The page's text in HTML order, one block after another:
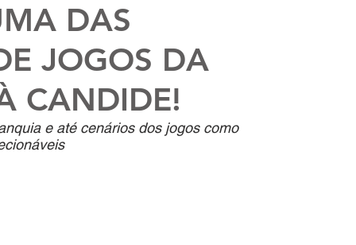
Malu TotoyKids Os Chocolix
Luccas Neto
DAS
JOGOS DA
CANDIDE!
e até cenários dos jogos como